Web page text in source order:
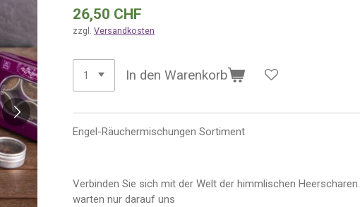
26,50 CHF
zzgl. Versandkosten
In den Warenkorb
Engel-Räuchermischungen Sortiment
Verbinden Sie sich mit der Welt der himmlischen
warten nur darauf uns